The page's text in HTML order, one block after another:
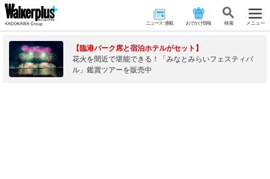
ニュース･連載 おでかけ情報 検 索 メニュー
【臨港パーク席と宿泊ホテルがセット】
花火を間近で堪能できる！「みなとみらいフェスティバ
ル」鑑賞ツアーを販売中